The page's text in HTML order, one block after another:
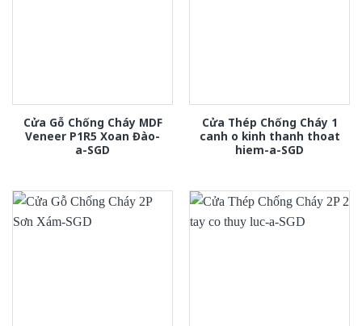
Cửa Gỗ Chống Cháy MDF
Veneer P1R5 Xoan Đào-
a-SGD
Cửa Thép Chống Cháy 1
canh o kinh thanh thoat
hiem-a-SGD